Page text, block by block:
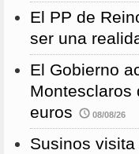
El PP de
ser una
El Gobierno
Montesclaros
euros
08/08/26
Susinos